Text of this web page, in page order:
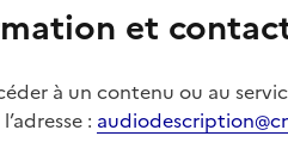
et
à un contenu ou au
: